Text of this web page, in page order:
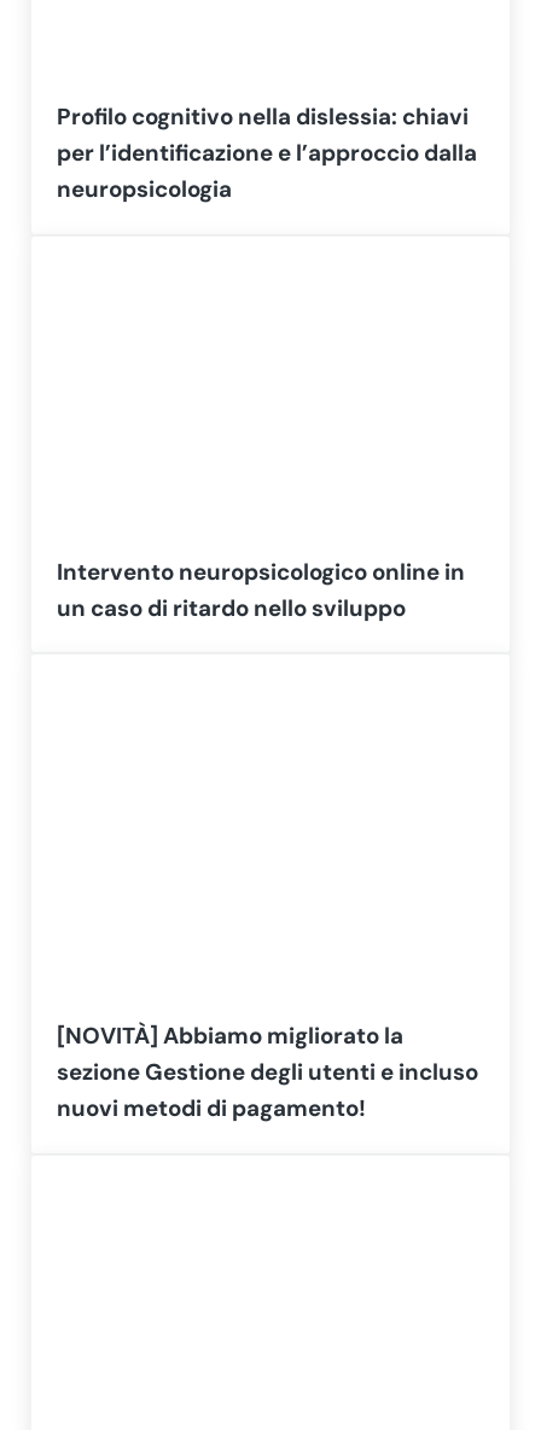
Profilo cognitivo nella dislessia: chiavi
per l’identificazione e l’approccio dalla
neuropsicologia
Intervento neuropsicologico online in
un caso di ritardo nello sviluppo
[NOVITÀ] Abbiamo migliorato la
sezione Gestione degli utenti e incluso
nuovi metodi di pagamento!